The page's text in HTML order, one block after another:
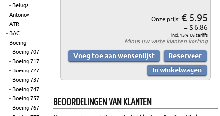
Beluga
Antonov
ATR
BAC
Boeing
Boeing 707
Boeing 717
Boeing 727
Boeing 737
Boeing 747
Boeing 757
Boeing 767
Onze prijs: € 5.95
= $ 6.86
incl. 15% US tariffs
Minus uwvaste klanten korting
BEOORDELINGEN VAN KLANTEN